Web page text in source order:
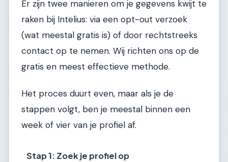
Er zijn twee manieren om je gegevens kwijt te
raken bij Intelius: via een opt-out verzoek
(wat meestal gratis is) of door rechtstreeks
contact op te nemen. Wij richten ons op de
gratis en meest effectieve methode.
Het proces duurt even, maar als je de
stappen volgt, ben je meestal binnen een
week of vier van je profiel af.
Stap 1: Zoek je profiel op